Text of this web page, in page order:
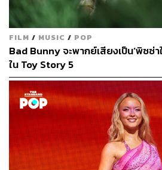
แม้กลุ่มนี้เป็นแหล่งรายได้ที่เชื่อถือได้
ลงทุน UBS ประมาณการเมื่อต้นปีที่แ
คิดเป็นครึ่งหนึ่งของผู้เข้าชมทั้งหมด
กลุ่มนี้ก็ใช้จ่ายน้อยกว่าผู้เยี่ยมชมรา
Disney จะอยากผลักดันลูกค้ากลุ่มอื่น
มากกว่า
ตอนนี้ Disney ได้ยกเลิกการขายบัต
Disneyland และ Walt Disney
อยู่สามารถต่ออายุบัตรได้ แต่ Disney
1,599 ดอลลาร์ จาก 1,399 ดอลลาร์
FILM / MUSIC / POP
Bad Bunny จะพากย์เสียงเป็น‘พิซซ่
ใน Toy Story 5